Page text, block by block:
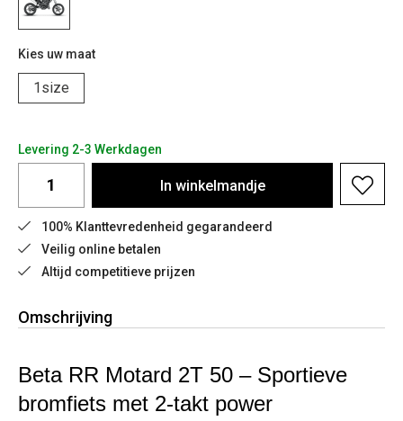
Kies uw maat
1size
Levering 2-3 Werkdagen
In winkelmandje
100% Klanttevredenheid gegarandeerd
Veilig online betalen
Altijd competitieve prijzen
Omschrijving
Beta RR Motard 2T 50 – Sportieve
bromfiets met 2-takt power